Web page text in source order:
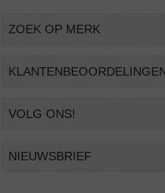
ZOEK OP MERK
VOLG ONS!
NIEUWSBRIEF